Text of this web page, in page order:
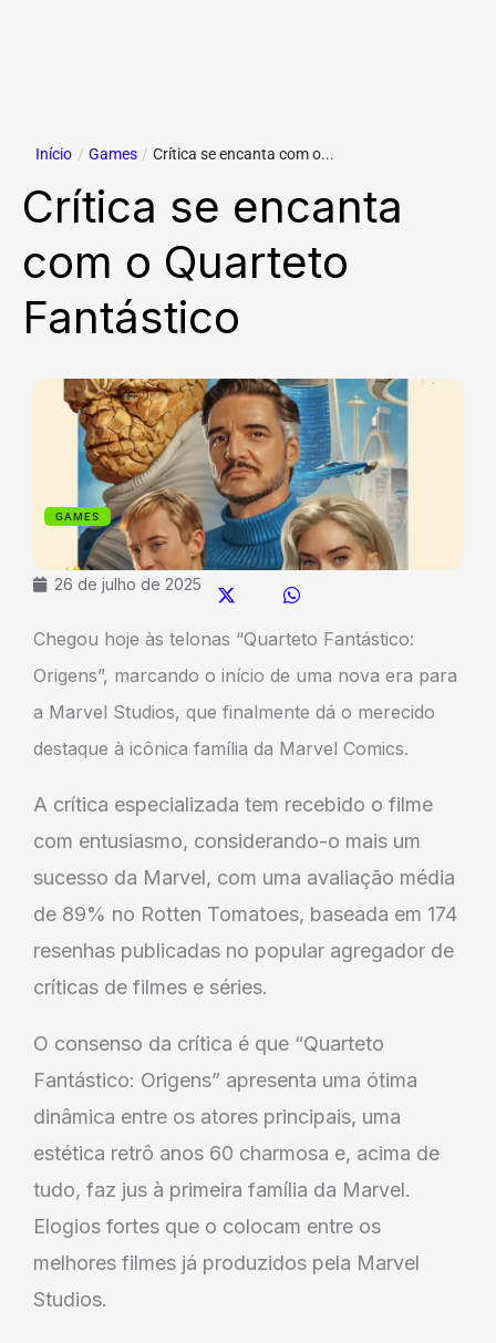
Início / Games / Crítica se encanta com o...
Crítica se encanta
com o Quarteto
Fantástico
26 de julho de 2025
GAMES
Chegou hoje às telonas “Quarteto Fantástico:
Origens”, marcando o início de uma nova era para
a Marvel Studios, que finalmente dá o merecido
destaque à icônica família da Marvel Comics.
A crítica especializada tem recebido o filme
com entusiasmo, considerando-o mais um
sucesso da Marvel, com uma avaliação média
de 89% no Rotten Tomatoes, baseada em 174
resenhas publicadas no popular agregador de
críticas de filmes e séries.
O consenso da crítica é que “Quarteto
Fantástico: Origens” apresenta uma ótima
dinâmica entre os atores principais, uma
estética retrô anos 60 charmosa e, acima de
tudo, faz jus à primeira família da Marvel.
Elogios fortes que o colocam entre os
melhores filmes já produzidos pela Marvel
Studios.